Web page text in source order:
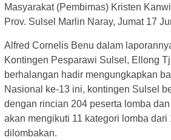
Masyarakat (Pembimas) Kristen
Prov. Sulsel Marlin Naray, Jumat 17
Alfred Cornelis Benu dalam
Kontingen Pesparawi Sulsel, Ellong
berhalangan hadir mengungkapkan
Nasional ke-13 ini, kontingen Sulsel
dengan rincian 204 peserta lomba
akan mengikuti 11 kategori lomba dari
dilombakan.